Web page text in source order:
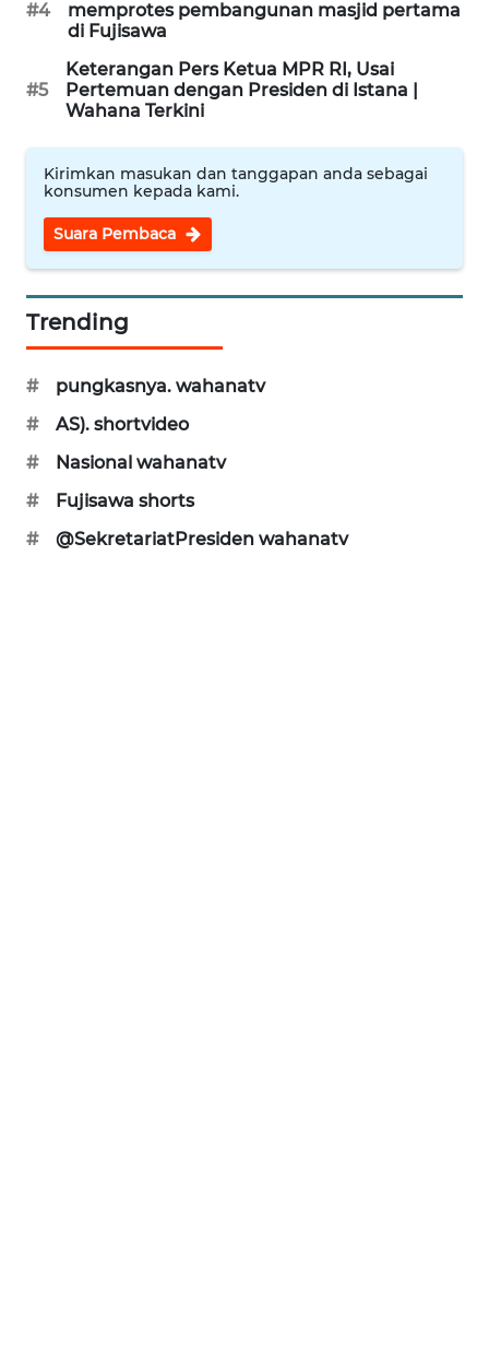
#4
memprotes pembangunan masjid pertama
di Fujisawa
#5
Keterangan Pers Ketua MPR RI, Usai
Pertemuan dengan Presiden di Istana |
Wahana Terkini
Kirimkan masukan dan tanggapan anda sebagai
konsumen kepada kami.
Suara Pembaca
Trending
#
pungkasnya. wahanatv
#
AS). shortvideo
#
Nasional wahanatv
#
Fujisawa shorts
#
@SekretariatPresiden wahanatv
WAHANA
KONSUMEN
WAHANA
LISTRIK
WAHANA
TRAVEL
WAHANA
TV
WAHANANEWS
ID
WAHANANEWS
CO ID
WAHANANEWS
NET